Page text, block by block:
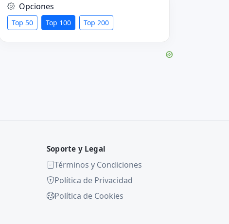
Opciones
Top 50 Top 100 Top 200
Soporte y Legal
Términos y Condiciones
Política de Privacidad
Política de Cookies